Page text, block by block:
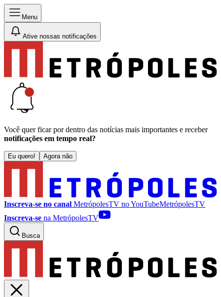
Menu
Ative nossas notificações
Você quer ficar por dentro das notícias mais importantes e receber
notificações em tempo real?
Eu quero! Agora não
Inscreva-se no canal MetrópolesTV noYouTubeMetrópolesTV
Inscreva-se na MetrópolesTV
Busca